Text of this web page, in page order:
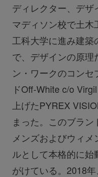
ディレクター、デ
マディソン校で土木
工科大学に進み建築
で、デザインの原理
ン・ワークのコン
ドOff‐White c/o
上げたPYREX
まった。このブラ
メンズおよびウィ
ルとして本格的に
がけている。2018